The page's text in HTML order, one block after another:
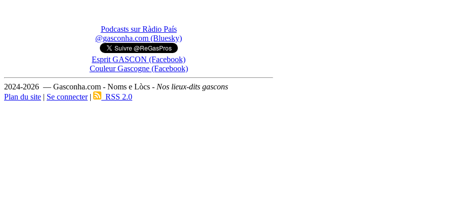
Podcasts sur Ràdio País
@gasconha.com (Bluesky)
Esprit GASCON (Facebook)
Couleur Gascogne (Facebook)
2024-2026 — Gasconha.com - Noms e Lòcs - Nos lieux-dits gascons
Plan du site | Se connecter| RSS 2.0